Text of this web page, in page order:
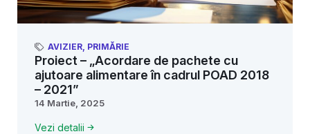
AVIZIER, PRIMĂRIE
Proiect – „Acordare de pachete cu
ajutoare alimentare în cadrul POAD 2018
– 2021”
14 Martie, 2025
Vezi detalii